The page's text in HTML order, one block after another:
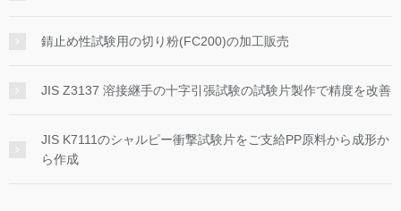
錆止め性試験用の切り粉(FC200)の加工販売
JIS Z3137 溶接継手の十字引張試験の試験片製作で精度を改善
JIS K7111のシャルピー衝撃試験片をご支給PP原料から成形か
ら作成